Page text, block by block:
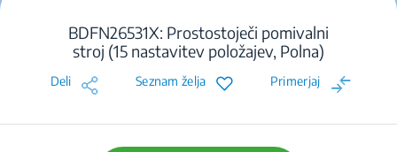
BDFN26531X: Prostostoječi pomivalni
stroj (15 nastavitev položajev, Polna)
Deli Seznam želja Primerjaj